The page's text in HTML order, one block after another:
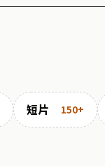
短片 150+